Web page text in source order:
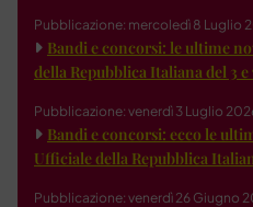
Pubblicazione: mercoledì 8 Luglio
Bandi e concorsi: le ultime
della Repubblica Italiana del 3 e
Pubblicazione: venerdì 3 Luglio
Bandi e concorsi: ecco le
Ufficiale della Repubblica
Pubblicazione: venerdì 26 Giugno